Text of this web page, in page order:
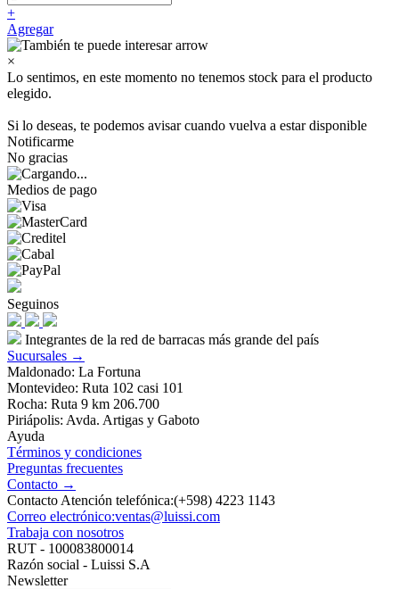
+
Agregar
×
Lo sentimos, en este momento no tenemos stock para el producto
elegido.
Si lo deseas, te podemos avisar cuando vuelva a estar disponible
Notificarme
No gracias
Medios de pago
Seguinos
Integrantes de la red de barracas más grande del país
Sucursales →
Maldonado: La Fortuna
Montevideo: Ruta 102 casi 101
Rocha: Ruta 9 km 206.700
Piriápolis: Avda. Artigas y Gaboto
Ayuda
Términos y condiciones
Preguntas frecuentes
Contacto →
Contacto Atención telefónica:(+598) 4223 1143
Correo electrónico:ventas@luissi.com
Trabaja con nosotros
RUT - 100083800014
Razón social - Luissi S.A
Newsletter